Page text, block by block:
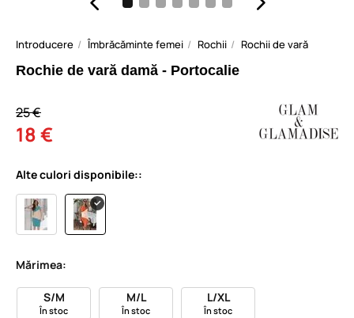
Introducere Îmbrăcăminte femei Rochii Rochii de vară
Rochie de vară damă - Portocalie
25 €
18 €
Alte culori disponibile::
Mărimea:
S/M
În stoc
M/L
În stoc
L/XL
În stoc